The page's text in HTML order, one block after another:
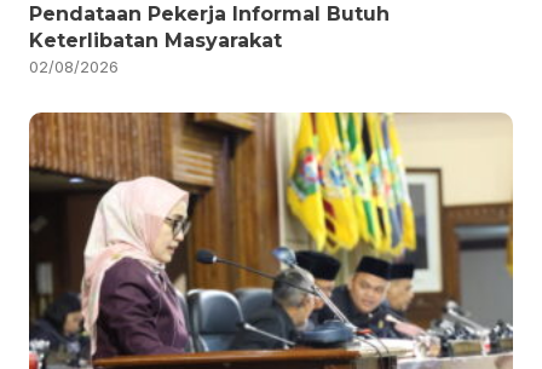
Pendataan Pekerja Informal Butuh
Keterlibatan Masyarakat
02/08/2026